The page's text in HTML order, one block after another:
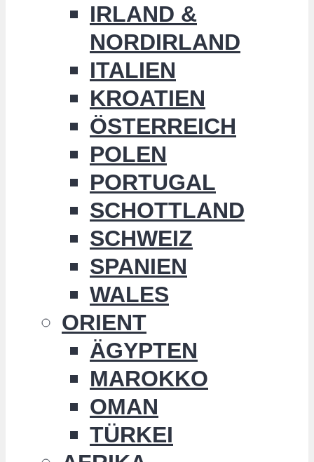
IRLAND &
NORDIRLAND
ITALIEN
KROATIEN
ÖSTERREICH
POLEN
PORTUGAL
SCHOTTLAND
SCHWEIZ
SPANIEN
WALES
ORIENT
ÄGYPTEN
MAROKKO
OMAN
TÜRKEI